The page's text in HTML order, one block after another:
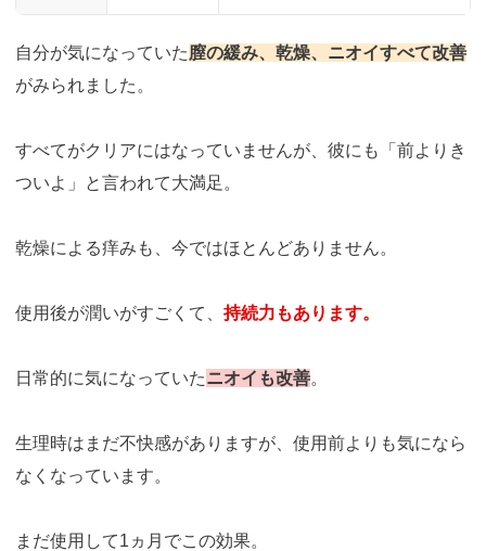
自分が気になっていた膣の緩み、乾燥、ニオイすべて改善
がみられました。
すべてがクリアにはなっていませんが、彼にも「前よりき
ついよ」と言われて大満足。
乾燥による痒みも、今ではほとんどありません。
使用後が潤いがすごくて、 持続力もあります。
日常的に気になっていたニオイも改善。
生理時はまだ不快感がありますが、使用前よりも気になら
なくなっています。
まだ使用して1ヵ月でこの効果。